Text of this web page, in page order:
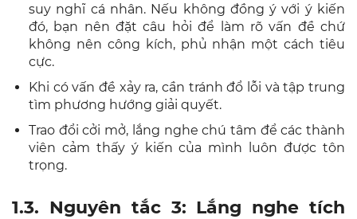
suy nghĩ cá nhân. Nếu không đồng ý với ý kiến
đó, bạn nên đặt câu hỏi để làm rõ vấn đề chứ
không nên công kích, phủ nhận một cách tiêu
cực.
Khi có vấn đề xảy ra, cần tránh đổ lỗi và tập trung
tìm phương hướng giải quyết.
Trao đổi cởi mở, lắng nghe chú tâm để các thành
viên cảm thấy ý kiến của mình luôn được tôn
trọng.
1.3. Nguyên tắc 3: Lắng nghe tích